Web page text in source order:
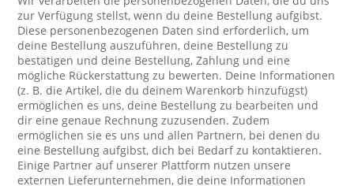
zur Verfügung stellst, wenn du deine Bestellung aufgibst.
Diese personenbezogenen Daten sind erforderlich, um
deine Bestellung auszuführen, deine Bestellung zu
bestätigen und deine Bestellung, Zahlung und eine
mögliche Rückerstattung zu bewerten. Deine Informationen
(z. B. die Artikel, die du deinem Warenkorb hinzufügst)
ermöglichen es uns, deine Bestellung zu bearbeiten und
dir eine genaue Rechnung zuzusenden. Zudem
ermöglichen sie es uns und allen Partnern, bei denen du
eine Bestellung aufgibst, dich bei Bedarf zu kontaktieren.
Einige Partner auf unserer Plattform nutzen unsere
externen Lieferunternehmen, die deine Informationen